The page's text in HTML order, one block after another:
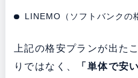
LINEMO（ソフトバンクの
上記の格安プランが出た
りではなく、
「単体で安